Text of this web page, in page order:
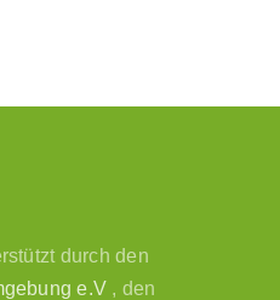
durch den
e.V , den